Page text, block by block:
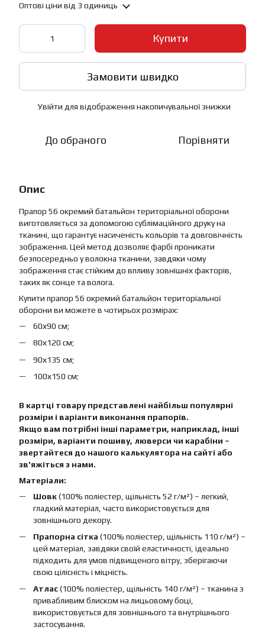
Оптові ціни від 3 одиниць
Купити
Замовити швидко
Увійти для відображення накопичувальної знижки
До обраного Порівняти
Опис
Прапор 56 окремий батальйон територіальної оборони
виготовляється за допомогою сублімаційного друку на
тканині, що гарантує насиченість кольорів та довговічність
зображення. Цей метод дозволяє фарбі проникати
безпосередньо у волокна тканини, завдяки чому
зображення стає стійким до впливу зовнішніх факторів,
таких як сонце та волога.
Купити прапор 56 окремий батальйон територіальної
оборони ви можете в чотирьох розмірах:
60х90 см;
80х120 см;
90х135 см;
100х150 см;
В картці товару представлені найбільш популярні
розміри і варіанти виконання прапорів.
Якщо вам потрібні інші параметри, наприклад, інші
розміри, варіанти пошиву, люверси чи карабіни –
звертайтеся до нашого калькулятора на сайті або
зв'яжіться з нами.
Матеріали:
Шовк(100% поліестер, щільність 52 г/м²) – легкий,
гладкий матеріал, часто використовується для
зовнішнього декору.
Прапорна сітка (100% поліестер, щільність 110 г/м²) –
цей матеріал, завдяки своїй еластичності, ідеально
підходить для умов підвищеного вітру, зберігаючи
свою цілісність і міцність.
Атлас(100% поліестер, щільність 140 г/м²) – тканина з
привабливим блиском на лицьовому боці,
використовується для зовнішнього та внутрішнього
застосування.